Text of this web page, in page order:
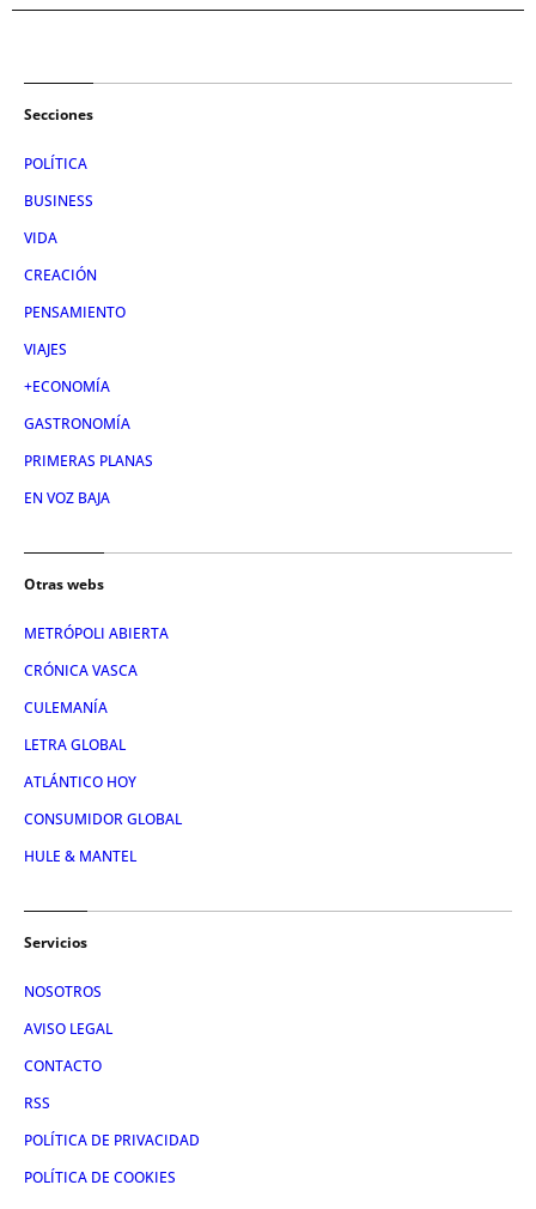
Secciones
POLÍTICA
BUSINESS
VIDA
CREACIÓN
PENSAMIENTO
VIAJES
+ECONOMÍA
GASTRONOMÍA
PRIMERAS PLANAS
EN VOZ BAJA
Otras webs
METRÓPOLI ABIERTA
CRÓNICA VASCA
CULEMANÍA
LETRA GLOBAL
ATLÁNTICO HOY
CONSUMIDOR GLOBAL
HULE & MANTEL
Servicios
NOSOTROS
AVISO LEGAL
CONTACTO
RSS
POLÍTICA DE PRIVACIDAD
POLÍTICA DE COOKIES